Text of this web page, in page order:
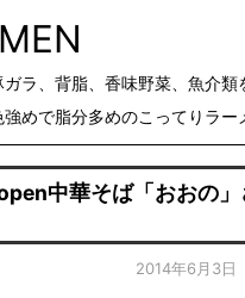
ラ、背脂、香味野菜、魚介類
めで脂分多めのこってりラー
中華そば「おおの」
2014年6月3日